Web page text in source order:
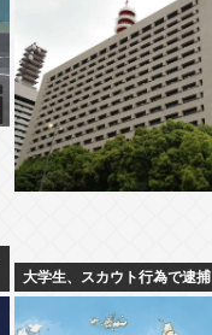
大学生、スカウト行為で逮